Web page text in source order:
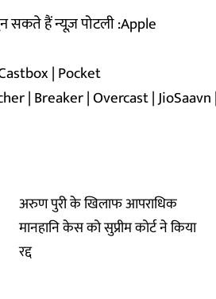
सकते हैं न्यूज़ पोटली :Apple
|Pocket
|Breaker|Overcast|JioSaavn
अरुण पुरी के खिलाफ आपराधिक
मानहानि केस को सुप्रीम कोर्ट ने किया
रद्द